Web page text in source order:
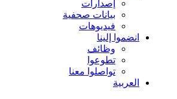
إصدارات
بيانات صحفية
فيديوهات
انضموا إلينا
وظائف
تطوعوا
تواصلوا معنا
العربية